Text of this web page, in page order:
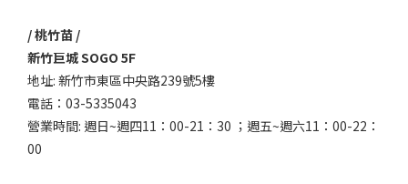
/ 桃竹苗 /
新竹巨城 SOGO 5F
地址: 新竹市東區中央路239號5樓
電話：03-5335043
營業時間: 週日~週四11：00-21：30 ；週五~週六11：00-22：
00